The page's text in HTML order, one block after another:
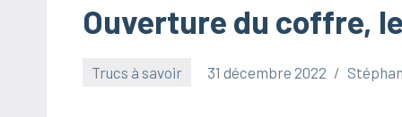
Ouverture du coffre,
Trucs à savoir 31 décembre 2022